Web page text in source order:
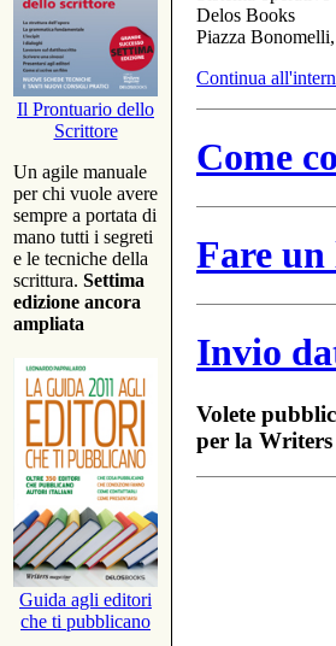
Il Prontuario dello
Scrittore
Un agile manuale
per chi vuole avere
sempre a portata di
mano tutti i segreti
e le tecniche della
scrittura. Settima
edizione ancora
ampliata
Guida agli editori
che ti pubblicano
Delos Books
Piazza
Continua
Come
Fare
Invio
Volete
per la